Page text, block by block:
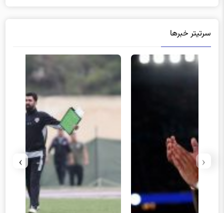
سرتیتر خبرها
‹
›